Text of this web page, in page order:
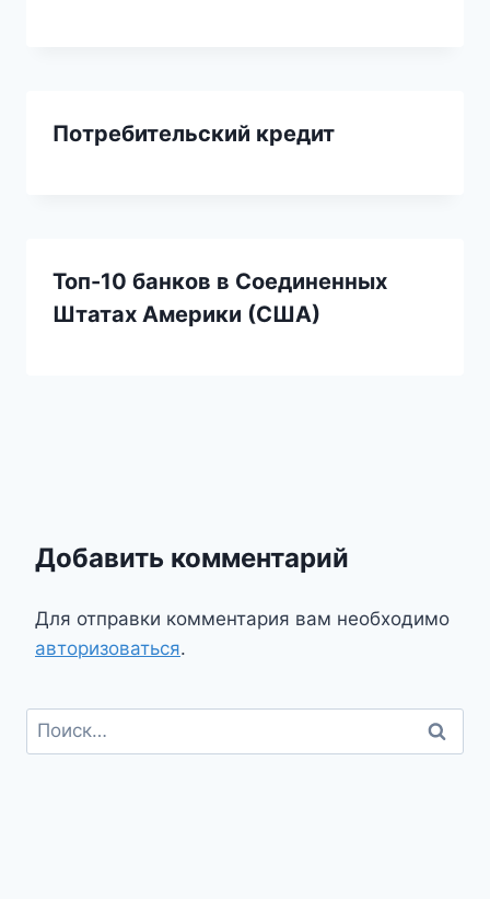
Потребительский кредит
Топ-10 банков в Соединенных
Штатах Америки (США)
Добавить комментарий
Для отправки комментария вам необходимо
авторизоваться.
Найти: